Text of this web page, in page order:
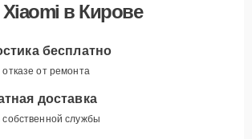
в Кирове
бесплатно
от ремонта
доставка
собственной службы